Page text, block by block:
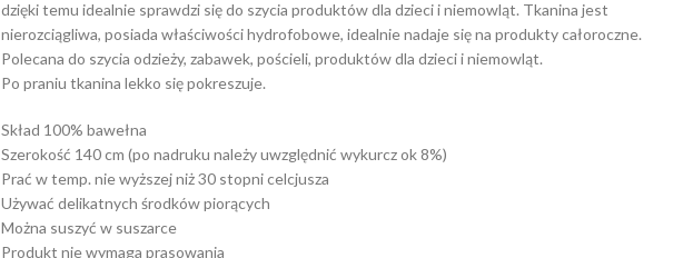
dzięki temu idealnie sprawdzi się do szycia produktów dla dzieci i niemowląt. Tkanina jest
nierozciągliwa, posiada właściwości hydrofobowe, idealnie nadaje się na produkty całoroczne.
Polecana do szycia odzieży, zabawek, pościeli, produktów dla dzieci i niemowląt.
Po praniu tkanina lekko się pokreszuje.
Skład 100% bawełna
Szerokość 140 cm (po nadruku należy uwzględnić wykurcz ok 8%)
Prać w temp. nie wyższej niż 30 stopni celcjusza
Używać delikatnych środków piorących
Można suszyć w suszarce
Produkt nie wymaga prasowania